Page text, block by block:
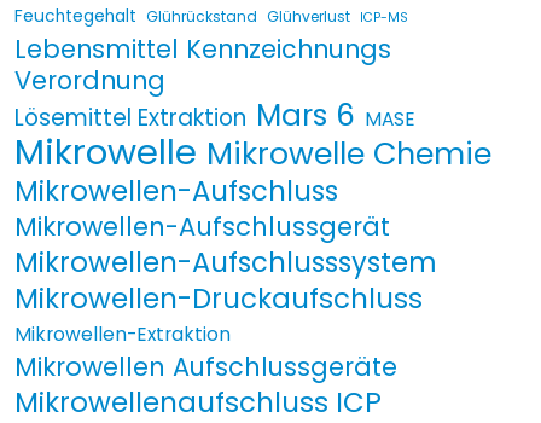
Feuchtegehalt Glührückstand Glühverlust ICP-MS
Lebensmittel Kennzeichnungs
Verordnung
Lösemittel Extraktion Mars 6 MASE
Mikrowelle Mikrowelle Chemie
Mikrowellen-Aufschluss
Mikrowellen-Aufschlussgerät
Mikrowellen-Aufschlusssystem
Mikrowellen-Druckaufschluss
Mikrowellen-Extraktion
Mikrowellen Aufschlussgeräte
Mikrowellenaufschluss ICP